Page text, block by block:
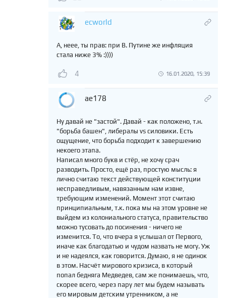
ecworld
А, неее, ты прав: при В. Путине же инфляция
стала ниже 3% :))))
4 16.01.2020, 15:39
ae178
Ну давай не "застой". Давай - как положено, т.н.
"борьба башен", либералы vs силовики. Есть
ощущение, что борьба подходит к завершению
некоего этапа.
Написал много букв и стёр, не хочу срач
разводить. Просто, ещё раз, простую мысль: я
лично считаю текст действующей конституции
несправедливым, навязанным нам извне,
требующим изменений. Момент этот считаю
принципиальным, т.к. пока мы на этом уровне не
выйдем из колониального статуса, правительство
можно тусовать до посинения - ничего не
изменится. То, что вчера я услышал от Первого,
иначе как благодатью и чудом назвать не могу. Уж
и не надеялся, как говорится. Думаю, я не одинок
в этом. Насчёт мирового кризиса, в который
попал бедняга Медведев, сам же понимаешь, что,
скорее всего, через пару лет мы будем называть
его мировым детским утренником, а не